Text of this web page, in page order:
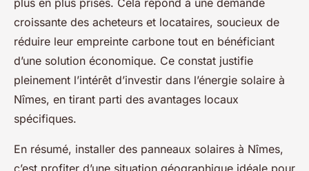
croissante des acheteurs et locataires, soucieux de
réduire leur empreinte carbone tout en bénéficiant
d’une solution économique. Ce constat justifie
pleinement l’intérêt d’investir dans l’énergie solaire à
Nîmes, en tirant parti des avantages locaux
spécifiques.
En résumé, installer des panneaux solaires à Nîmes,
c’est profiter d’une situation géographique idéale pour